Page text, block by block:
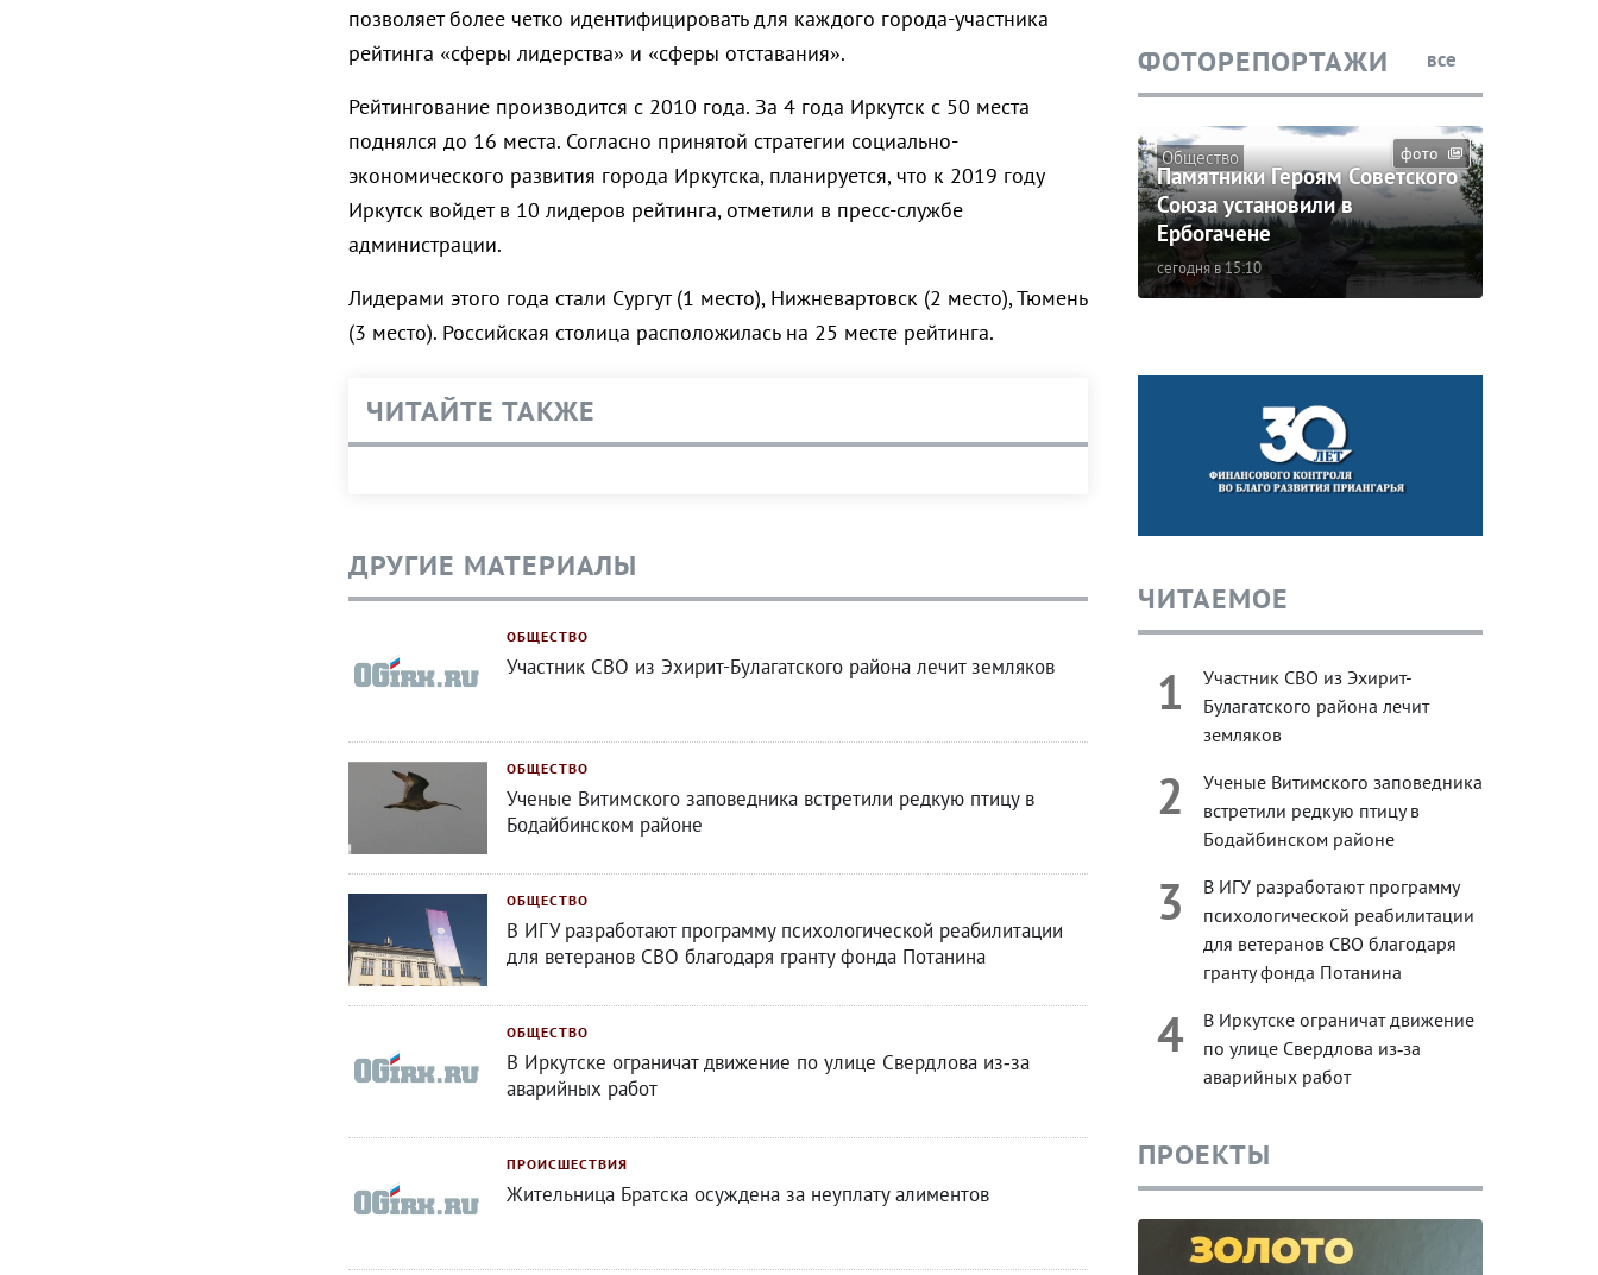
позволяет более четко идентифицировать для каждого города-участника
рейтинга «сферы лидерства» и «сферы отставания».
Рейтингование производится с 2010 года. За 4 года Иркутск с 50 места
поднялся до 16 места. Согласно принятой стратегии социально-
экономического развития города Иркутска, планируется, что к 2019 году
Иркутск войдет в 10 лидеров рейтинга, отметили в пресс-службе
администрации.
Лидерами этого года стали Сургут (1 место), Нижневартовск (2 место), Тюмень
(3 место). Российская столица расположилась на 25 месте рейтинга.
ЧИТАЙТЕ ТАКЖЕ
ДРУГИЕ МАТЕРИАЛЫ
ОБЩЕСТВО
Участник СВО из Эхирит-Булагатского района лечит земляков
ОБЩЕСТВО
Ученые Витимского заповедника встретили редкую птицу в
Бодайбинском районе
ОБЩЕСТВО
В ИГУ разработают программу психологической реабилитации
для ветеранов СВО благодаря гранту фонда Потанина
ОБЩЕСТВО
В Иркутске ограничат движение по улице Свердлова из‑за
аварийных работ
ПРОИСШЕСТВИЯ
Жительница Братска осуждена за неуплату алиментов
ФОТОРЕПОРТАЖИ все
фото
Общество
Памятники Героям Советского
Союза установили в
Ербогачене
сегодня в 15:10
ЧИТАЕМОЕ
1
Участник СВО из Эхирит-
Булагатского района лечит
земляков
2
Ученые Витимского заповедника
встретили редкую птицу в
Бодайбинском районе
3
В ИГУ разработают программу
психологической реабилитации
для ветеранов СВО благодаря
гранту фонда Потанина
4
В Иркутске ограничат движение
по улице Свердлова из‑за
аварийных работ
ПРОЕКТЫ